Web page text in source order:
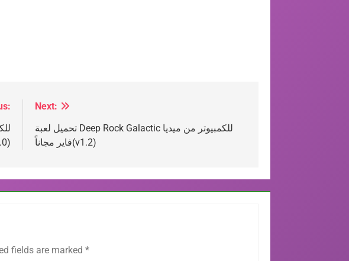
Next:
تحميل لعبة Deep Rock Galactic للكمبيوتر من ميديا
فاير مجاناً(v1.2)
fields are marked *